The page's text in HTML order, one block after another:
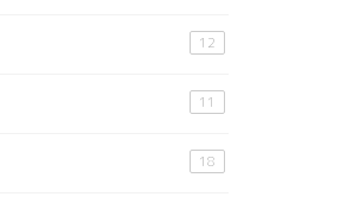
12
11
18